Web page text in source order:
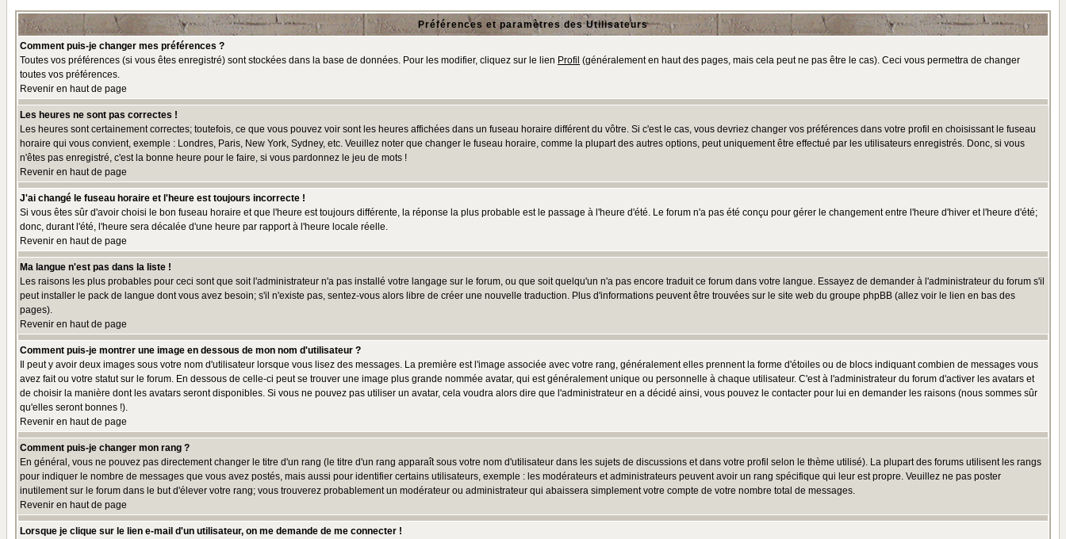
Préférences et paramètres des Utilisateurs
Comment puis-je changer mes préférences ?
Toutes vos préférences (si vous êtes enregistré) sont stockées dans la base de données. Pour les modifier, cliquez sur le lien Profil (généralement en haut des pages, mais cela peut ne pas être le cas). Ceci vous permettra de changer
toutes vos préférences.
Revenir en haut de page
Les heures ne sont pas correctes !
Les heures sont certainement correctes; toutefois, ce que vous pouvez voir sont les heures affichées dans un fuseau horaire différent du vôtre. Si c'est le cas, vous devriez changer vos préférences dans votre profil en choisissant le fuseau
horaire qui vous convient, exemple : Londres, Paris, New York, Sydney, etc. Veuillez noter que changer le fuseau horaire, comme la plupart des autres options, peut uniquement être effectué par les utilisateurs enregistrés. Donc, si vous
n'êtes pas enregistré, c'est la bonne heure pour le faire, si vous pardonnez le jeu de mots !
Revenir en haut de page
J'ai changé le fuseau horaire et l'heure est toujours incorrecte !
Si vous êtes sûr d'avoir choisi le bon fuseau horaire et que l'heure est toujours différente, la réponse la plus probable est le passage à l'heure d'été. Le forum n'a pas été conçu pour gérer le changement entre l'heure d'hiver et l'heure d'été;
donc, durant l'été, l'heure sera décalée d'une heure par rapport à l'heure locale réelle.
Revenir en haut de page
Ma langue n'est pas dans la liste !
Les raisons les plus probables pour ceci sont que soit l'administrateur n'a pas installé votre langage sur le forum, ou que soit quelqu'un n'a pas encore traduit ce forum dans votre langue. Essayez de demander à l'administrateur du forum s'il
peut installer le pack de langue dont vous avez besoin; s'il n'existe pas, sentez-vous alors libre de créer une nouvelle traduction. Plus d'informations peuvent être trouvées sur le site web du groupe phpBB (allez voir le lien en bas des
pages).
Revenir en haut de page
Comment puis-je montrer une image en dessous de mon nom d'utilisateur ?
Il peut y avoir deux images sous votre nom d'utilisateur lorsque vous lisez des messages. La première est l'image associée avec votre rang, généralement elles prennent la forme d'étoiles ou de blocs indiquant combien de messages vous
avez fait ou votre statut sur le forum. En dessous de celle-ci peut se trouver une image plus grande nommée avatar, qui est généralement unique ou personnelle à chaque utilisateur. C'est à l'administrateur du forum d'activer les avatars et
de choisir la manière dont les avatars seront disponibles. Si vous ne pouvez pas utiliser un avatar, cela voudra alors dire que l'administrateur en a décidé ainsi, vous pouvez le contacter pour lui en demander les raisons (nous sommes sûr
qu'elles seront bonnes !).
Revenir en haut de page
Comment puis-je changer mon rang ?
En général, vous ne pouvez pas directement changer le titre d'un rang (le titre d'un rang apparaît sous votre nom d'utilisateur dans les sujets de discussions et dans votre profil selon le thème utilisé). La plupart des forums utilisent les rangs
pour indiquer le nombre de messages que vous avez postés, mais aussi pour identifier certains utilisateurs, exemple : les modérateurs et administrateurs peuvent avoir un rang spécifique qui leur est propre. Veuillez ne pas poster
inutilement sur le forum dans le but d'élever votre rang; vous trouverez probablement un modérateur ou administrateur qui abaissera simplement votre compte de votre nombre total de messages.
Revenir en haut de page
Lorsque je clique sur le lien e-mail d'un utilisateur, on me demande de me connecter !